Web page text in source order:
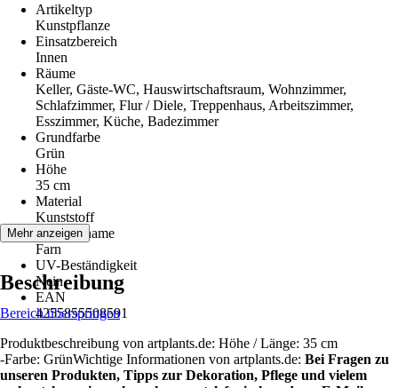
Artikeltyp
Kunstpflanze
Einsatzbereich
Innen
Räume
Keller, Gäste-WC, Hauswirtschaftsraum, Wohnzimmer,
Schlafzimmer, Flur / Diele, Treppenhaus, Arbeitszimmer,
Esszimmer, Küche, Badezimmer
Grundfarbe
Grün
Höhe
35 cm
Material
Kunststoff
Pflanzenname
Farn
UV-Beständigkeit
Nein
EAN
4255855508591
Mehr anzeigen
Beschreibung
Bereich überspringen
Produktbeschreibung von artplants.de: Höhe / Länge: 35 cm
-Farbe: GrünWichtige Informationen von artplants.de: Bei Fragen zu
unseren Produkten, Tipps zur Dekoration, Pflege und vielem